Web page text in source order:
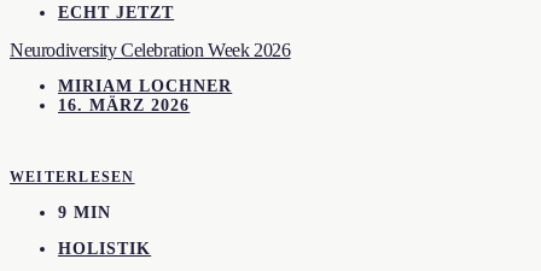
ECHT JETZT
Neurodiversity Celebration Week 2026
MIRIAM LOCHNER
16. MÄRZ 2026
WEITERLESEN
9 MIN
HOLISTIK